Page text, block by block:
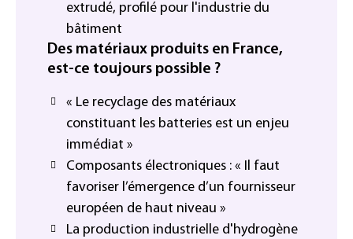
extrudé, profilé pour l'industrie du
bâtiment
Des matériaux produits en France,
est-ce toujours possible ?
« Le recyclage des matériaux
constituant les batteries est un enjeu
immédiat »
Composants électroniques : « Il faut
favoriser l’émergence d’un fournisseur
européen de haut niveau »
La production industrielle d'hydrogène